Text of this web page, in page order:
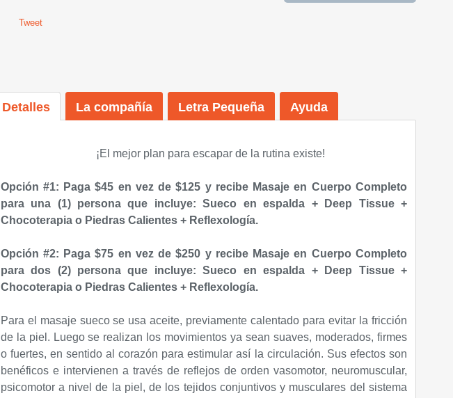
Tweet
Detalles La compañía Letra Pequeña Ayuda
¡El mejor plan para escapar de la rutina existe!
Opción #1: Paga $45 en vez de $125 y recibe Masaje en Cuerpo Completo
para una (1) persona que incluye: Sueco en espalda + Deep Tissue +
Chocoterapia o Piedras Calientes + Reflexología.
Opción #2: Paga $75 en vez de $250 y recibe Masaje en Cuerpo Completo
para dos (2) persona que incluye: Sueco en espalda + Deep Tissue +
Chocoterapia o Piedras Calientes + Reflexología.
Para el masaje sueco se usa aceite, previamente calentado para evitar la fricción
de la piel. Luego se realizan los movimientos ya sean suaves, moderados, firmes
o fuertes, en sentido al corazón para estimular así la circulación. Sus efectos son
benéficos e intervienen a través de reflejos de orden vasomotor, neuromuscular,
psicomotor a nivel de la piel, de los tejidos conjuntivos y musculares del sistema